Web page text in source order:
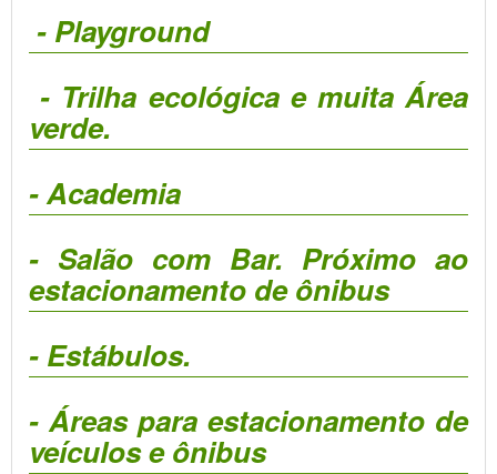
- Playground
- Trilha ecológica e muita Área
verde.
- Academia
- Salão com Bar. Próximo ao
estacionamento de ônibus
- Estábulos.
- Áreas para estacionamento de
veículos e ônibus